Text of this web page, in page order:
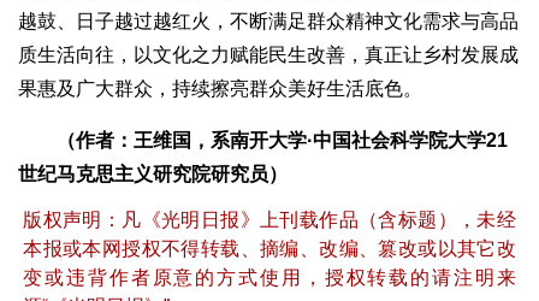
越鼓、日子越过越红火，不断满足群众精神文化需求与高品
质生活向往，以文化之力赋能民生改善，真正让乡村发展成
果惠及广大群众，持续擦亮群众美好生活底色。
（作者：王维国，系南开大学·中国社会科学院大学21
世纪马克思主义研究院研究员）
版权声明：凡《光明日报》上刊载作品（含标题），未经
本报或本网授权不得转载、摘编、改编、篡改或以其它改
变或违背作者原意的方式使用，授权转载的请注明来